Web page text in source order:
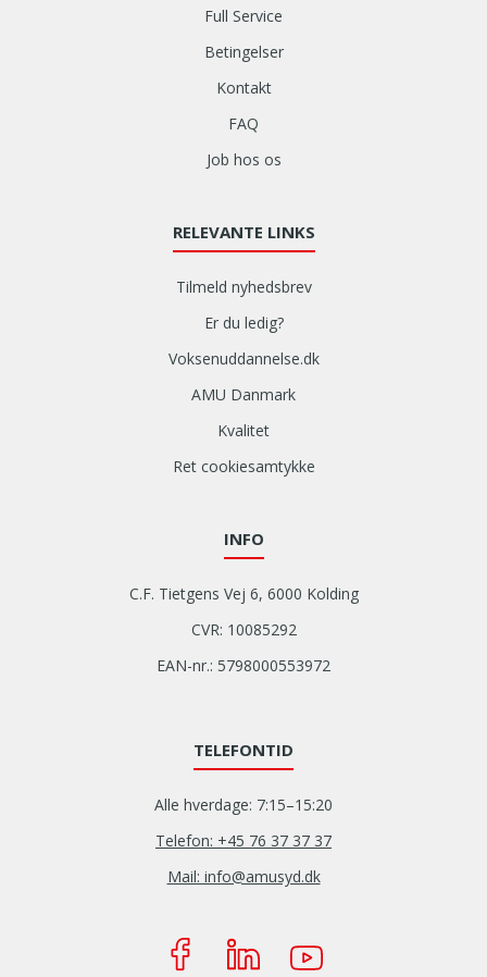
Full Service
Betingelser
Kontakt
FAQ
Job hos os
RELEVANTE LINKS
Tilmeld nyhedsbrev
Er du ledig?
Voksenuddannelse.dk
AMU Danmark
Kvalitet
Ret cookiesamtykke
INFO
C.F. Tietgens Vej 6, 6000 Kolding
CVR: 10085292
EAN-nr.: 5798000553972
TELEFONTID
Alle hverdage: 7:15–15:20
Telefon: +45 76 37 37 37
Mail: info@amusyd.dk